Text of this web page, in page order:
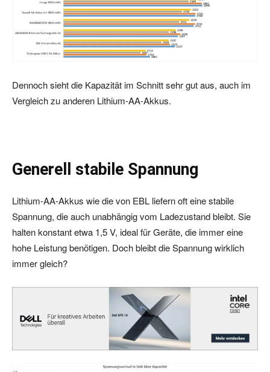
Dennoch sieht die Kapazität im Schnitt sehr gut aus, auch im
Vergleich zu anderen Lithium-AA-Akkus.
Generell stabile Spannung
Lithium-AA-Akkus wie die von EBL liefern oft eine stabile
Spannung, die auch unabhängig vom Ladezustand bleibt. Sie
halten konstant etwa 1,5 V, ideal für Geräte, die immer eine
hohe Leistung benötigen. Doch bleibt die Spannung wirklich
immer gleich?